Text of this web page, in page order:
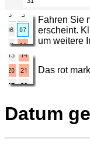
Fahren Sie
erscheint.
um weitere
Das rot
Datum